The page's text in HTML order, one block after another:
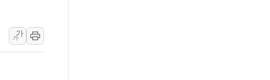
혼 때문에 손해 보는 일 없게"…'결혼 페널티' 22개 과제 손본다
근 해상서 모터보트 전복…1명 사망·1명 실종
가
가